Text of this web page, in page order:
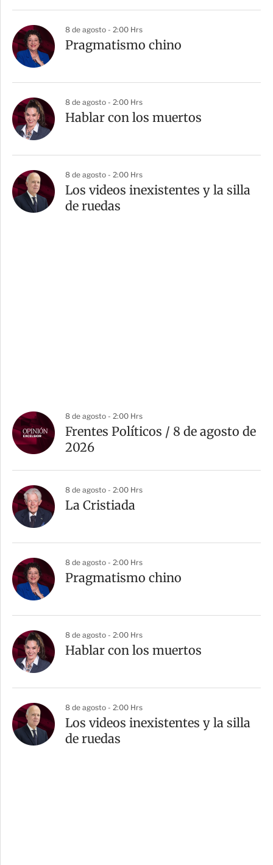
8 de agosto - 2:00 Hrs
Pragmatismo chino
8 de agosto - 2:00 Hrs
Hablar con los muertos
8 de agosto - 2:00 Hrs
Los videos inexistentes y la silla
de ruedas
8 de agosto - 2:00 Hrs
Frentes Políticos / 8 de agosto de
2026
8 de agosto - 2:00 Hrs
La Cristiada
8 de agosto - 2:00 Hrs
Pragmatismo chino
8 de agosto - 2:00 Hrs
Hablar con los muertos
8 de agosto - 2:00 Hrs
Los videos inexistentes y la silla
de ruedas